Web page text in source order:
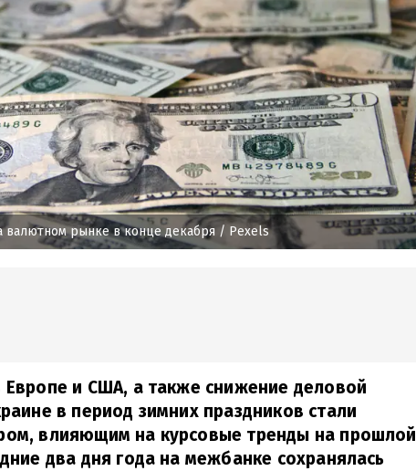
валютном рынке в конце декабря / Pexels
и США, а также снижение деловой
в период зимних праздников стали
влияющим на курсовые тренды на прошлой
два дня года на межбанке сохранялась